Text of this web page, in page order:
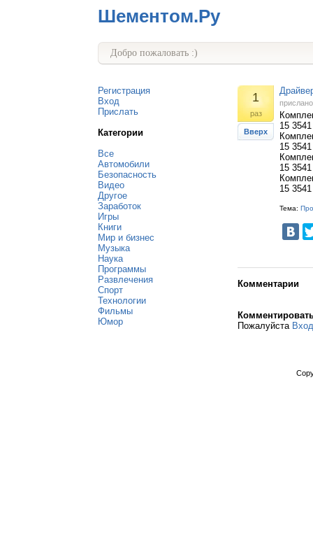
Шементом.Ру
Добро пожаловать :)
Регистрация
Вход
Прислать
Категории
Все
Автомобили
Безопасность
Видео
Другое
Заработок
Игры
Книги
Мир и бизнес
Музыка
Наука
Программы
Развлечения
Спорт
Технологии
Фильмы
Юмор
1
раз
Вверх
15
15
15
15
Тема:
Комментарии
Пожалуйста Вход